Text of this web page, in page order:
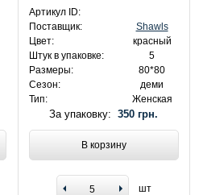
Артикул ID:
Поставщик:
Shawls
Цвет:
красный
Штук в упаковке:
5
Размеры:
80*80
Сезон:
деми
Тип:
Женская
За упаковку: 350 грн.
В корзину
шт